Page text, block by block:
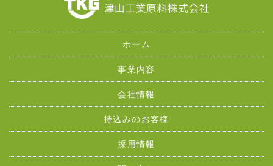
ホーム
事業内容
会社情報
持込みのお客様
採用情報